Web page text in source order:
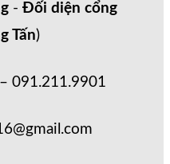
- Đối diện cổng
Tấn)
091.211.9901